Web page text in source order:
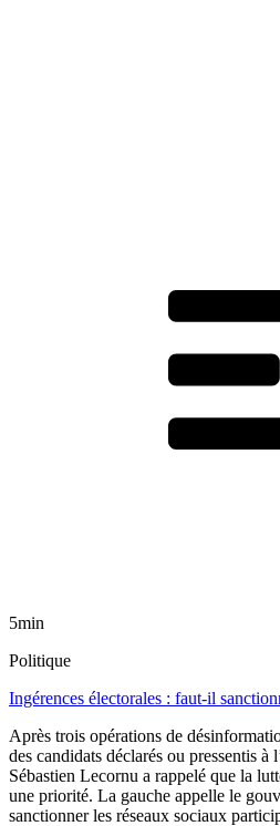
5min
Politique
Ingérences électorales : faut-il
Après trois opérations de
des candidats déclarés ou pressentis à
Sébastien Lecornu a rappelé que la
une priorité. La gauche appelle le
sanctionner les réseaux sociaux